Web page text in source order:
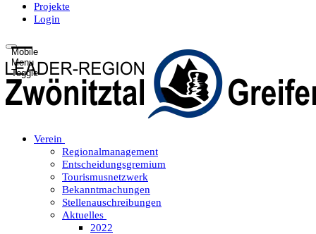
Projekte
Login
Mobile
Menu
Toggle
Verein
Regionalmanagement
Entscheidungsgremium
Tourismusnetzwerk
Bekanntmachungen
Stellenauschreibungen
Aktuelles
2022